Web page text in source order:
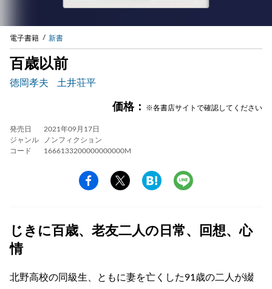
電子書籍 新書
百歳以前
徳岡孝夫 土井荘平
価格： ※各書店サイトで確認してください
発売日
2021年09月17日
ジャンル
ノンフィクション
コード
1666133200000000000M
じきに百歳、老友二人の日常、回想、心
情
北野高校の同級生、ともに妻を亡くした91歳の二人が綴